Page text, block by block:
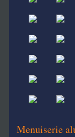
Menuiserie